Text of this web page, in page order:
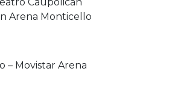
Arena Monticello
– Movistar Arena